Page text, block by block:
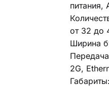
питания,
от 32 до
Ширина
2G,